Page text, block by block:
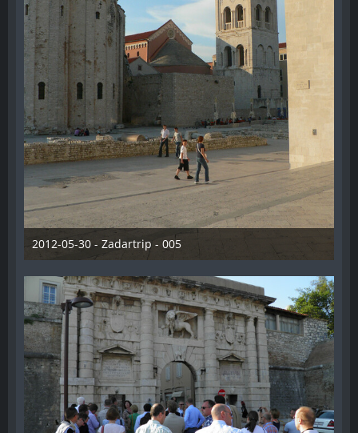
2012-05-30 - Zadartrip - 005
28. Dezember 2012